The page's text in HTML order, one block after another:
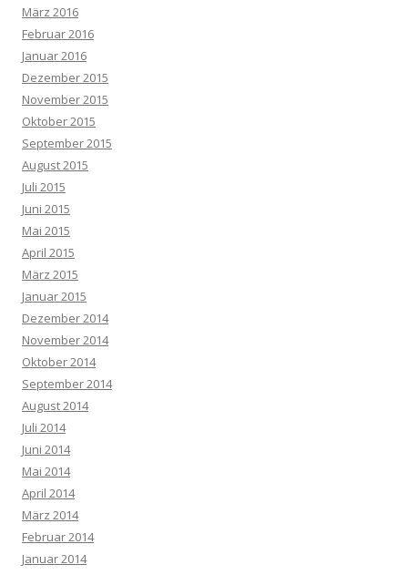
März 2016
Februar 2016
Januar 2016
Dezember 2015
November 2015
Oktober 2015
September 2015
August 2015
Juli 2015
Juni 2015
Mai 2015
April 2015
März 2015
Januar 2015
Dezember 2014
November 2014
Oktober 2014
September 2014
August 2014
Juli 2014
Juni 2014
Mai 2014
April 2014
März 2014
Februar 2014
Januar 2014